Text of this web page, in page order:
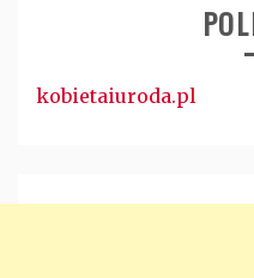
kobietaiuroda.pl